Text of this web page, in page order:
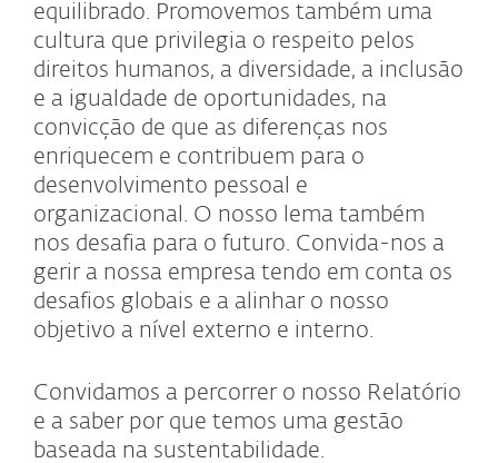
equilibrado. Promovemos também uma
cultura que privilegia o respeito pelos
direitos humanos, a diversidade, a inclusão
e a igualdade de oportunidades, na
convicção de que as diferenças nos
enriquecem e contribuem para o
desenvolvimento pessoal e
organizacional. O nosso lema também
nos desafia para o futuro. Convida-nos a
gerir a nossa empresa tendo em conta os
desafios globais e a alinhar o nosso
objetivo a nível externo e interno.
Convidamos a percorrer o nosso Relatório
e a saber por que temos uma gestão
baseada na sustentabilidade.